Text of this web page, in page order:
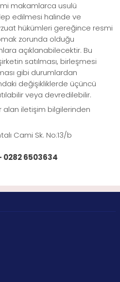
makamlarca usulü
edilmesi halinde ve
hükümleri gereğince resmi
zorunda olduğu
açıklanabilecektir. Bu
satılması, birleşmesi
gibi durumlardan
değişikliklerde üçüncü
veya devredilebilir.
alan iletişim bilgilerinden
Cami Sk. No:13/b
0282 6503634